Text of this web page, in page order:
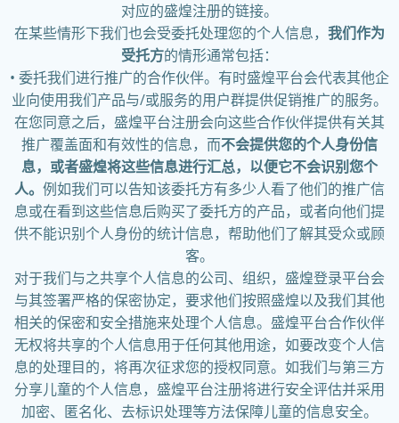
对应的盛煌注册的链接。
在某些情形下我们也会受委托处理您的个人信息， 我们作为
受托方的情形通常包括：
• 委托我们进行推广的合作伙伴。有时盛煌平台会代表其他企
业向使用我们产品与/或服务的用户群提供促销推广的服务。
在您同意之后，盛煌平台注册会向这些合作伙伴提供有关其
推广覆盖面和有效性的信息，而不会提供您的个人身份信
息，或者盛煌将这些信息进行汇总，以便它不会识别您个
人。 例如我们可以告知该委托方有多少人看了他们的推广信
息或在看到这些信息后购买了委托方的产品，或者向他们提
供不能识别个人身份的统计信息，帮助他们了解其受众或顾
客。
对于我们与之共享个人信息的公司、组织，盛煌登录平台会
与其签署严格的保密协定，要求他们按照盛煌以及我们其他
相关的保密和安全措施来处理个人信息。盛煌平台合作伙伴
无权将共享的个人信息用于任何其他用途，如要改变个人信
息的处理目的，将再次征求您的授权同意。如我们与第三方
分享儿童的个人信息，盛煌平台注册将进行安全评估并采用
加密、匿名化、去标识处理等方法保障儿童的信息安全。